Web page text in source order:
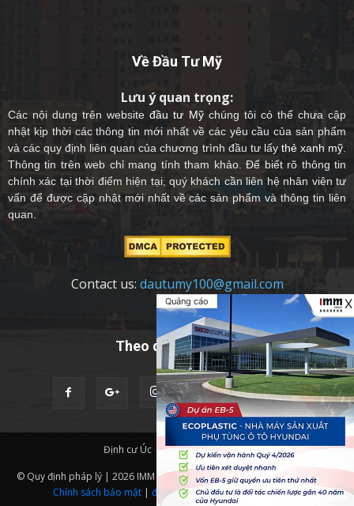
Quảng cáo X
Về Đầu Tư Mỹ
Lưu ý quan trọng:
Các nội dung trên websiteđầu tư Mỹchúng tôi có thể chưa cập
nhật kịp thời các thông tin mới nhất về các yêu cầu của sản phẩm
và các quy định liên quan của chương trình đầu tư lấy thẻ xanh mỹ
Thông tin trên web chỉ mang tính tham khảo. Để biết rõ thông tin
chính xác tại thời điểm hiện tại, quý khách cần liên hệ nhân viên tư
vấn để được cập nhật mới nhất về các sản phẩm và thông tin liên
quan.
Contact us: dautumy100@gmail.com
Theo dõi chúng tôi
Định cư Úc
Quốc Tịch Châu Âu
© Quy định pháp lý | 2026 IMM Group | Thiết kế website bởiIMM BDA.
Chính sách bảo mật | định cư mỹ,eb5 là gì,thẻ xanh mỹ